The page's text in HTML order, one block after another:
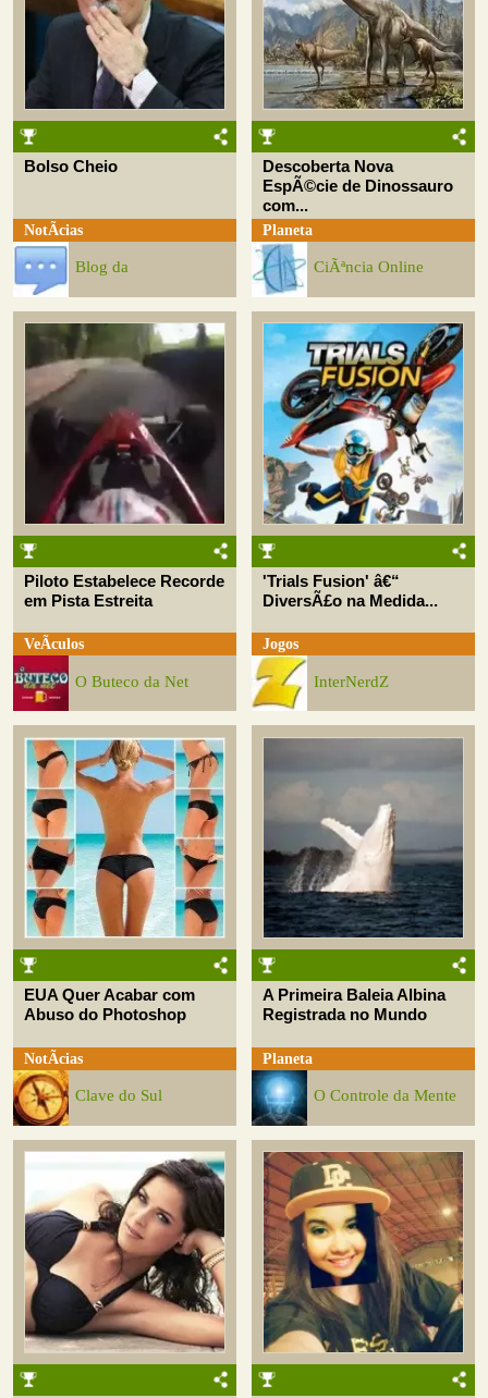
Bolso Cheio
NotÃ­cias
Blog da
Descoberta Nova
EspÃ©cie de Dinossauro
com...
Planeta
CiÃªncia Online
Piloto Estabelece Recorde
em Pista Estreita
VeÃ­culos
O Buteco da Net
'Trials Fusion' â€“
DiversÃ£o na Medida...
Jogos
InterNerdZ
EUA Quer Acabar com
Abuso do Photoshop
NotÃ­cias
Clave do Sul
A Primeira Baleia Albina
Registrada no Mundo
Planeta
O Controle da Mente